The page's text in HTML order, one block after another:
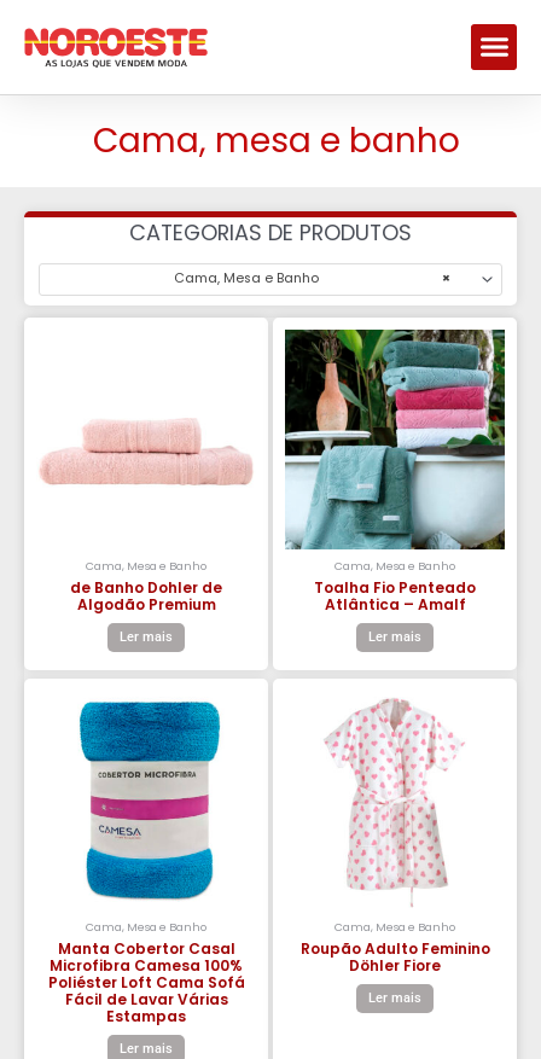
Cama, mesa e banho
CATEGORIAS DE PRODUTOS
×
Cama, Mesa e Banho
Cama, Mesa e Banho
de Banho Dohler de
Algodão Premium
Ler mais
Cama, Mesa e Banho
Toalha Fio Penteado
Atlântica – Amalf
Ler mais
Cama, Mesa e Banho
Manta Cobertor Casal
Microfibra Camesa 100%
Poliéster Loft Cama Sofá
Fácil de Lavar Várias
Estampas
Ler mais
Cama, Mesa e Banho
Roupão Adulto Feminino
Döhler Fiore
Ler mais